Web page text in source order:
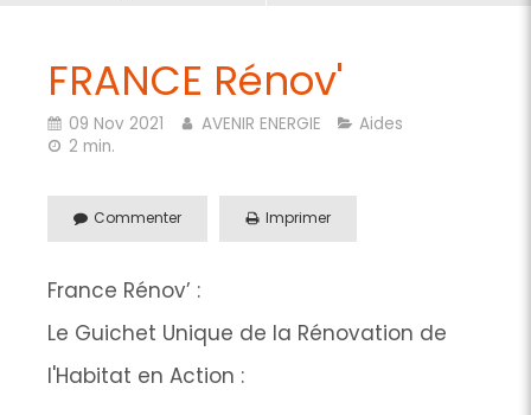
FRANCE Rénov'
09 Nov 2021 AVENIR ENERGIE
Aides
2 min.
Commenter Imprimer
France Rénov’ :
Le Guichet Unique de la Rénovation de
l'Habitat en Action :